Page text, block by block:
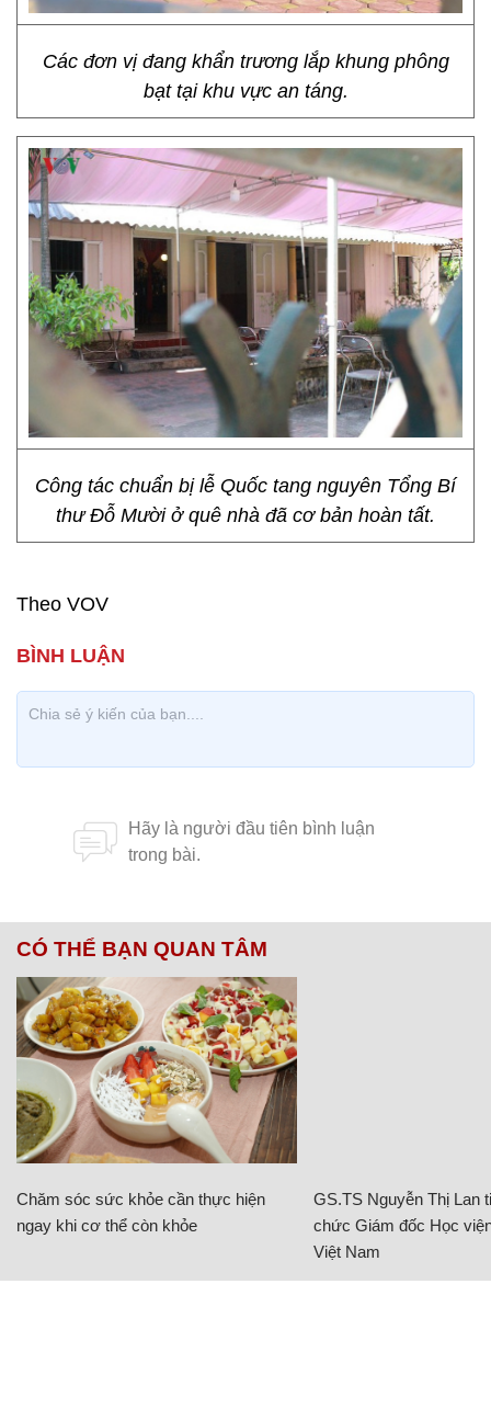
Các đơn vị đang khẩn trương lắp khung phông
bạt tại khu vực an táng.
Công tác chuẩn bị lễ Quốc tang nguyên Tổng Bí
thư Đỗ Mười ở quê nhà đã cơ bản hoàn tất.
Theo VOV
CÓ THỂ BẠN QUAN TÂM
Chăm sóc sức khỏe cần thực hiện
ngay khi cơ thể còn khỏe
GS.TS Nguyễn Thị Lan
chức Giám đốc Học
Việt Nam